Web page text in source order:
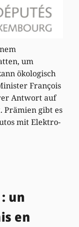
um
ökologisch
François
Antwort auf
Prämien gibt es
mit Elektro-
un
en